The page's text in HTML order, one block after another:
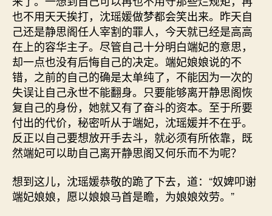
也不用天天挨打，沈瑶媛做梦都会笑出来。昨天自
己还是静思阁任人宰割的罪人，今天就已经是高高
在上的容华主子。尽管自己十分明白端妃的意思，
却一点也没有后悔自己的决定。端妃娘娘说的不
错，之前的自己的确是太单纯了，不能因为一次的
失误让自己永世不能翻身。只要能够离开静思阁恢
复自己的身份，她就又有了奋斗的资本。至于所要
付出的代价，秘密听从于端妃，沈瑶媛并不在乎。
反正以自己要想放开手去斗，就必须有所依靠，既
然端妃可以助自己离开静思阁又何乐而不为呢？
想到这儿，沈瑶媛恭敬的跪了下去，道：“奴婢叩谢
端妃娘娘，愿以娘娘马首是瞻，为娘娘效劳。”